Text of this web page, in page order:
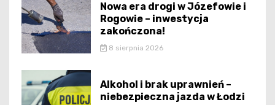
Nowa era drogi w Józefowie i
Rogowie – inwestycja
zakończona!
8 sierpnia 2026
Alkohol i brak uprawnień –
niebezpieczna jazda w Łodzi